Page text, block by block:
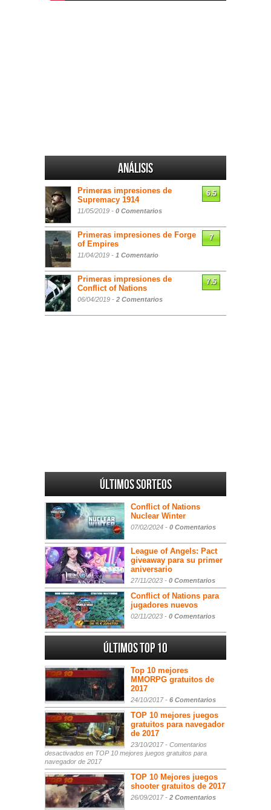
Análisis
Primeras impresiones de
Supremacy 1914
11/05/2019 - 0 Comentarios
6.5
Primeras impresiones de Forge
of Empires
11/04/2019 - 1 Comentario
7
Primeras impresiones de
Conflict of Nations
06/04/2019 - 2 Comentarios
7.5
Últimos sorteos
Conflict of Nations
Nuclear Winter
07/02/2024 - 0 Comentarios
League of Angels: Pact
giveaway para su primer
aniversario
27/11/2023 - 0 Comentarios
Conflict of Nations para
jugadores nuevos
02/11/2023 - 0 Comentarios
Últimos Top 10
Top 10 mejores
MMORPG gratuitos de
2017
24/10/2017 - 6 Comentarios
TOP 10 mejores juegos
gratuitos para navegador
de 2017
23/10/2017 - Comentarios
desactivados en TOP 10 mejores juegos gratuitos para
navegador de 2017
TOP 10 Mejores juegos
shooter gratuitos de 2017
26/09/2017 - 2 Comentarios